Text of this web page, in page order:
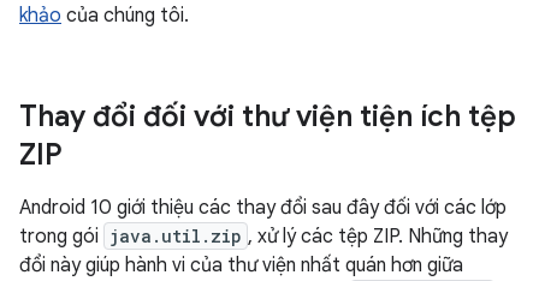
khảo của chúng tôi.
Thay đổi đối với thư viện tiện ích tệp
ZIP
Android 10 giới thiệu các thay đổi sau đây đối với các lớp
trong gói java.util.zip , xử lý các tệp ZIP. Những thay
đổi này giúp hành vi của thư viện nhất quán hơn giữa